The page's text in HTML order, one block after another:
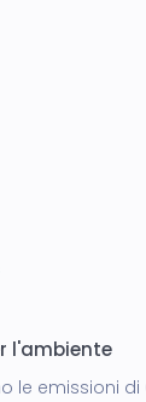
l'ambiente
le emissioni di